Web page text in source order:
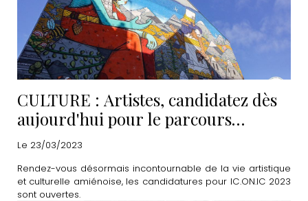
CULTURE : Artistes, candidatez dès
aujourd'hui pour le parcours
IC.ON.IC 2023
Le 23/03/2023
Rendez-vous désormais incontournable de la vie artistique
et culturelle amiénoise, les candidatures pour IC.ON.IC 2023
sont ouvertes.